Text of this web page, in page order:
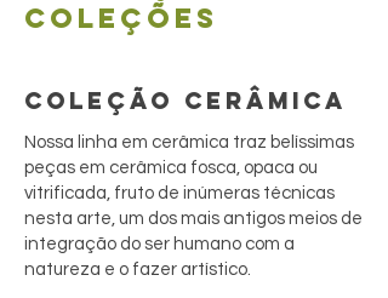
coleções
COLEÇÃO CERÂMICA
Nossa linha em cerâmica traz belíssimas
peças em cerâmica fosca, opaca ou
vitrificada, fruto de inúmeras técnicas
nesta arte, um dos mais antigos meios de
integração do ser humano com a
natureza e o fazer artístico.